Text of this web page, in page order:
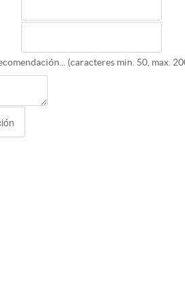
(caracteres min. 50, max.